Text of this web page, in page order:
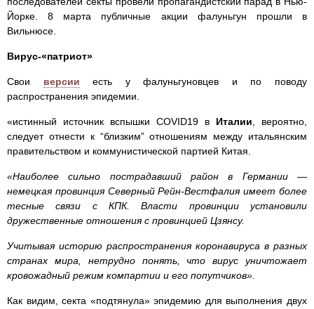
Йорке. 8 марта публичные акции фалуньгун прошли в
Вильнюсе.
Вирус-«патриот»
Свои версии есть у фалуньгуновцев и по поводу
распространения эпидемии.
«истинный источник вспышки COVID19 в Италии , вероятно,
следует отнести к “близким” отношениям между итальянским
правительством и коммунистической партией Китая.
«Наиболее сильно пострадавший район в Германии —
немецкая провинция Северный Рейн-Вестфалия имеет более
тесные связи с КПК. Власти провинции установили
дружественные отношения с провинцией Цзянсу.
Учитывая историю распространения коронавируса в разных
странах мира, нетрудно понять, что вирус уничтожает
кровожадный режим компартии и его попутчиков».
Как видим, секта «подтянула» эпидемию для выполнения двух